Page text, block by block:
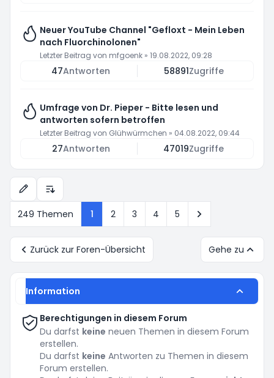
Neuer YouTube Channel "Gefloxt - Mein Leben
nach Fluorchinolonen"
Letzter Beitrag von mfgoenk » 19.08.2022, 09:28
47Antworten 58891Zugriffe
Umfrage von Dr. Pieper - Bitte lesen und
antworten sofern betroffen
Letzter Beitrag von Glühwürmchen » 04.08.2022, 09:44
27Antworten 47019Zugriffe
Anzeige- und Sortierungs-Einstellungen
249 Themen
1 2 3 4 5
Zurück zur Foren-Übersicht Gehe zu
Information
Berechtigungen in diesem Forum
Du darfst keine neuen Themen in diesem Forum
erstellen.
Du darfst keine Antworten zu Themen in diesem
Forum erstellen.